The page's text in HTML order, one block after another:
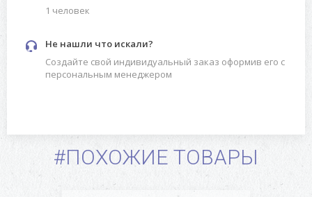
1 человек
Не нашли что искали?
Создайте свой индивидуальный заказ оформив его с
персональным менеджером
#ПОХОЖИЕ ТОВАРЫ